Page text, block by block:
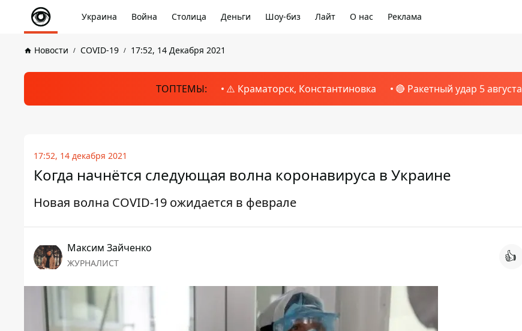
Украина Война Столица Деньги Шоу-биз Лайт О нас Реклама
Новости COVID-19 17:52, 14 Декабря 2021
ТОПТЕМЫ: ⚠️ Краматорск, Константиновка 🔴 Ракетный удар 5 августа
17:52, 14 декабря 2021
Когда начнётся следующая волна коронавируса в Украине
Новая волна COVID-19 ожидается в феврале
Максим Зайченко
ЖУРНАЛИСТ 👍